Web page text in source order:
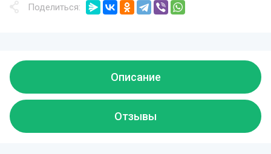
Поделиться:
Описание
Отзывы